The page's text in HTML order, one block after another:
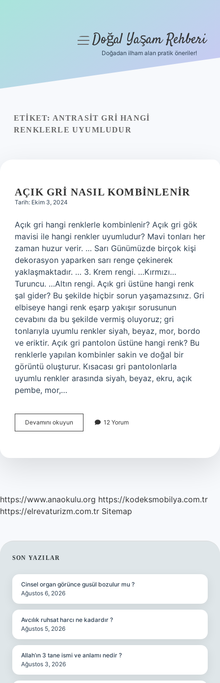
Yasal Uyarı
menüyüDoğal Yaşam Rehberi
Doğadan ilham alan pratik öneriler!
ETIKET: ANTRASIT GRI HANGI
RENKLERLE UYUMLUDUR
AÇIK GRI NASIL KOMBINLENIR
Tarih: Ekim 3, 2024
Açık gri hangi renklerle kombinlenir? Açık gri gök
mavisi ile hangi renkler uyumludur? Mavi tonları her
zaman huzur verir. … Sarı Günümüzde birçok kişi
dekorasyon yaparken sarı renge çekinerek
yaklaşmaktadır. … 3. Krem rengi. …Kırmızı…
Turuncu. …Altın rengi. Açık gri üstüne hangi renk
şal gider? Bu şekilde hiçbir sorun yaşamazsınız. Gri
elbiseye hangi renk eşarp yakışır sorusunun
cevabını da bu şekilde vermiş oluyoruz; gri
tonlarıyla uyumlu renkler siyah, beyaz, mor, bordo
ve eriktir. Açık gri pantolon üstüne hangi renk? Bu
renklerle yapılan kombinler sakin ve doğal bir
görüntü oluşturur. Kısacası gri pantolonlarla
uyumlu renkler arasında siyah, beyaz, ekru, açık
pembe, mor,…
Devamını okuyun
Gri
12 Yorum
https://www.anaokulu.org https://kodeksmobilya.com.tr
https://elrevaturizm.com.tr Sitemap
SIDEBAR
SON YAZILAR
Cinsel organ görünce gusül bozulur mu ?
Ağustos 6, 2026
Avcılık ruhsat harcı ne kadardır ?
Ağustos 5, 2026
Allah’ın 3 tane ismi ve anlamı nedir ?
Ağustos 3, 2026